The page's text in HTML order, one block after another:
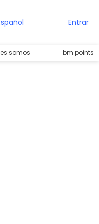
Entrar
somos bm points